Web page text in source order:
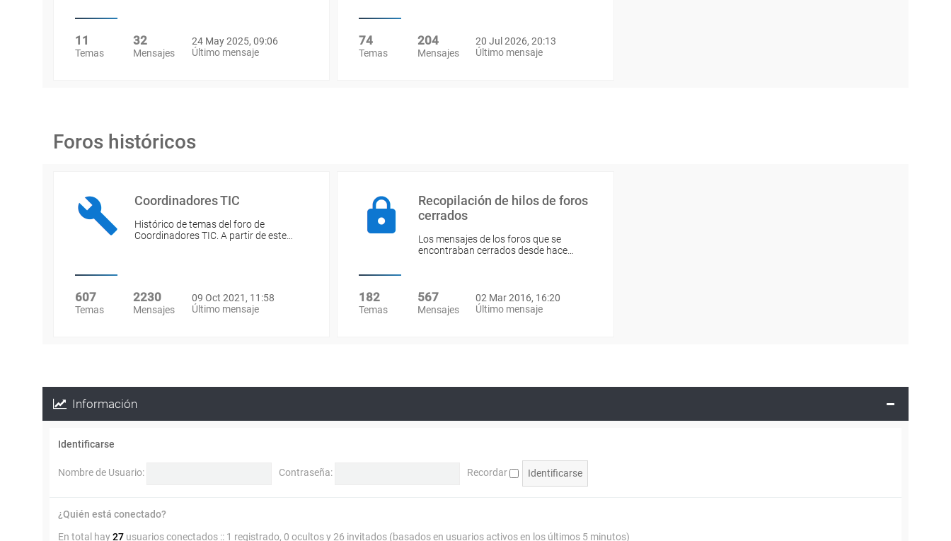
11
Temas
32
Mensajes
24 May 2025, 09:06
Último mensaje
74
Temas
204
Mensajes
20 Jul 2026, 20:13
Último mensaje
Foros históricos
Coordinadores TIC
Histórico de temas del foro de
Coordinadores TIC. A partir de este…
607
Temas
2230
Mensajes
09 Oct 2021, 11:58
Último mensaje
Recopilación de hilos de foros
cerrados
Los mensajes de los foros que se
encontraban cerrados desde hace…
182
Temas
567
Mensajes
02 Mar 2016, 16:20
Último mensaje
Información
Identificarse
Nombre de Usuario: Contraseña: Recordar
¿Quién está conectado?
En total hay27 usuarios conectados :: 1 registrado, 0 ocultos y 26 invitados (basados en usuarios activos en los últimos 5 minutos)